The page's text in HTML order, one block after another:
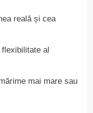
reală și cea
al
mai mare sau